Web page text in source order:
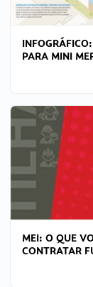
PARA MINI
MEI: O QUE
CONTRATAR